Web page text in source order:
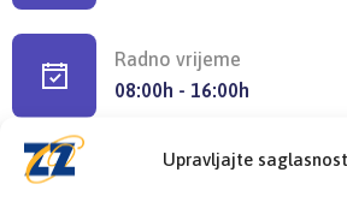
Upravljajte
Radno vrijeme
08:00h - 16:00h